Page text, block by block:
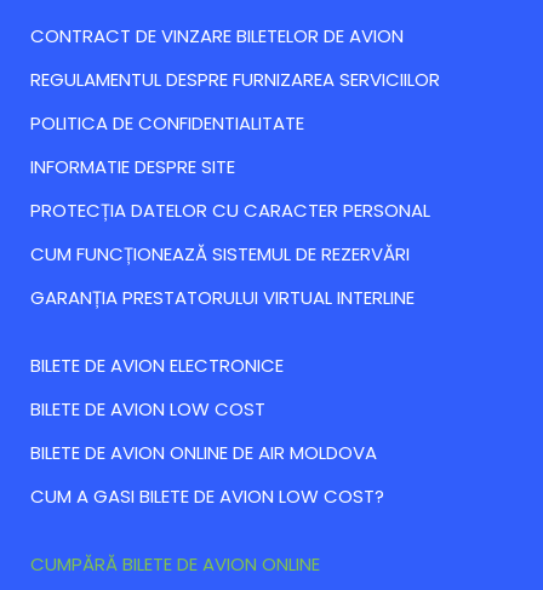
CONTRACT DE VINZARE BILETELOR DE AVION
REGULAMENTUL DESPRE FURNIZAREA SERVICIILOR
POLITICA DE CONFIDENTIALITATE
INFORMATIE DESPRE SITE
PROTECȚIA DATELOR CU CARACTER PERSONAL
CUM FUNCȚIONEAZĂ SISTEMUL DE REZERVĂRI
GARANȚIA PRESTATORULUI VIRTUAL INTERLINE
BILETE DE AVION ELECTRONICE
BILETE DE AVION LOW COST
BILETE DE AVION ONLINE DE AIR MOLDOVA
CUM A GASI BILETE DE AVION LOW COST?
CUMPĂRĂ BILETE DE AVION ONLINE